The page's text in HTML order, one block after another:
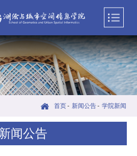
首页- 新闻公告- 学院新闻
闻公告